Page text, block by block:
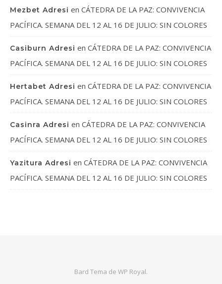
Mezbet Adresi en CÁTEDRA DE LA PAZ: CONVIVENCIA
PACÍFICA. SEMANA DEL 12 AL 16 DE JULIO: SIN COLORES
Casiburn Adresi en CÁTEDRA DE LA PAZ: CONVIVENCIA
PACÍFICA. SEMANA DEL 12 AL 16 DE JULIO: SIN COLORES
Hertabet Adresi en CÁTEDRA DE LA PAZ: CONVIVENCIA
PACÍFICA. SEMANA DEL 12 AL 16 DE JULIO: SIN COLORES
Casinra Adresi en CÁTEDRA DE LA PAZ: CONVIVENCIA
PACÍFICA. SEMANA DEL 12 AL 16 DE JULIO: SIN COLORES
Yazitura Adresi en CÁTEDRA DE LA PAZ: CONVIVENCIA
PACÍFICA. SEMANA DEL 12 AL 16 DE JULIO: SIN COLORES
Bard Tema de WP Royal.